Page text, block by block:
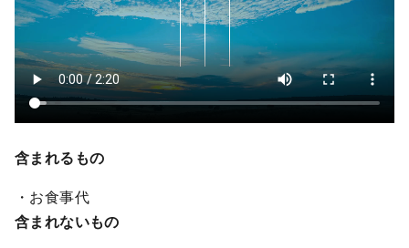
含まれるもの
・お食事代
含まれないもの